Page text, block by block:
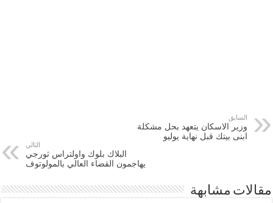
السابق
وزير الاسكان يتعهد بحل مشكلة
ابنى بيتك قبل نهاية يوليو
التالي
البلاك بلوك واولتراس ثورجي
يهاجمون القضاء العالي بالمولوتوف
مقالات مشابهة